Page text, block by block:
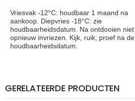
Vriesvak -12°C: houdbaar 1 maand na
aankoop. Diepvries -18°C: zie
houdbaarheidsdatum. Na ontdooien niet
opnieuw invriezen. Kijk, ruik, proef na de
houdbaarheidsdatum.
GERELATEERDE PRODUCTEN
THT:
31-